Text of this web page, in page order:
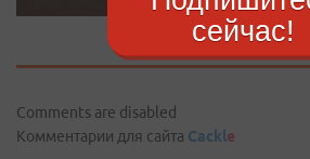
Comments are disabled
Комментарии для сайта Cackle
сейчас!